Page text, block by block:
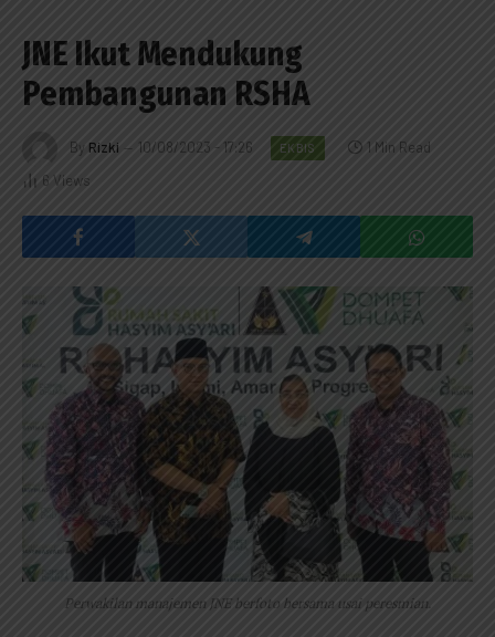
JNE Ikut Mendukung
Pembangunan RSHA
By Rizki 10/08/2023 - 17:26 EKBIS
1 Min Read
6 Views
Perwakilan manajemen JNE berfoto bersama usai peresmian.